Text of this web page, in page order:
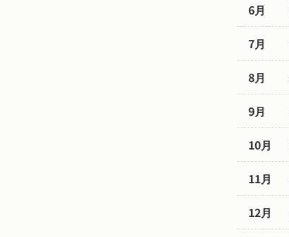
6月
7月
8月
9月
10月
11月
12月